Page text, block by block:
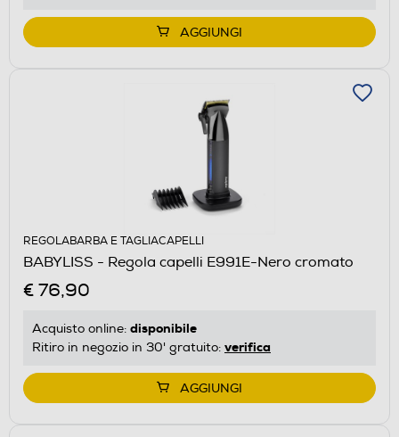
AGGIUNGI
REGOLABARBA E TAGLIACAPELLI
BABYLISS - Regola capelli E991E-Nero cromato
€ 76,90
Acquisto online: disponibile
Ritiro in negozio in 30' gratuito: verifica
AGGIUNGI